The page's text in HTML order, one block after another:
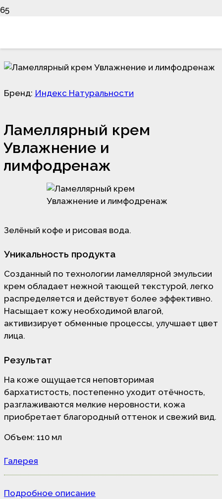
Бренд: Индекс Натуральности
Ламеллярный крем
Увлажнение и
лимфодренаж
Зелёный кофе и рисовая вода.
Уникальность продукта
Созданный по технологии ламеллярной эмульсии
крем обладает нежной тающей текстурой, легко
распределяется и действует более эффективно.
Насыщает кожу необходимой влагой,
активизирует обменные процессы, улучшает цвет
лица.
Результат
На коже ощущается неповторимая
бархатистость, постепенно уходит отёчность,
разглаживаются мелкие неровности, кожа
приобретает благородный оттенок и свежий вид.
Объем: 110 мл
Галерея
Подробное описание